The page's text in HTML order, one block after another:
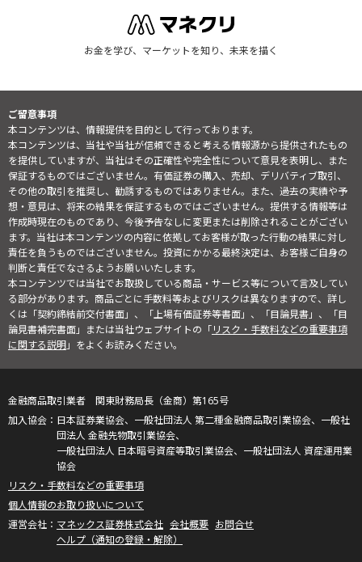
お金を学び、マーケットを知り、未来を描く
ご留意事項
本コンテンツは、情報提供を目的として行っております。
本コンテンツは、当社や当社が信頼できると考える情報源から提供されたもの
を提供していますが、当社はその正確性や完全性について意見を表明し、また
保証するものではございません。有価証券の購入、売却、デリバティブ取引、
その他の取引を推奨し、勧誘するものではありません。また、過去の実績や予
想・意見は、将来の結果を保証するものではございません。提供する情報等は
作成時現在のものであり、今後予告なしに変更または削除されることがござい
ます。当社は本コンテンツの内容に依拠してお客様が取った行動の結果に対し
責任を負うものではございません。投資にかかる最終決定は、お客様ご自身の
判断と責任でなさるようお願いいたします。
本コンテンツでは当社でお取扱している商品・サービス等について言及してい
る部分があります。商品ごとに手数料等およびリスクは異なりますので、詳し
くは「契約締結前交付書面」、「上場有価証券等書面」、「目論見書」、「目
論見書補完書面」または当社ウェブサイトの「リスク・手数料などの重要事項
に関する説明」をよくお読みください。
金融商品取引業者 関東財務局長（金商）第165号
日本証券業協会、一般社団法人 第二種金融商品取引業協会、一般社
団法人 金融先物取引業協会、
一般社団法人 日本暗号資産等取引業協会、一般社団法人 資産運用業
協会
リスク・手数料などの重要事項
個人情報のお取り扱いについて
マネックス証券株式会社 会社概要 お問合せ
ヘルプ（通知の登録・解除）